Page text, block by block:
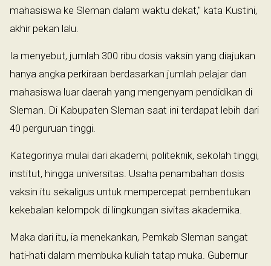
mahasiswa ke Sleman dalam waktu dekat," kata Kustini,
akhir pekan lalu.
Ia menyebut, jumlah 300 ribu dosis vaksin yang diajukan
hanya angka perkiraan berdasarkan jumlah pelajar dan
mahasiswa luar daerah yang mengenyam pendidikan di
Sleman. Di Kabupaten Sleman saat ini terdapat lebih dari
40 perguruan tinggi.
Kategorinya mulai dari akademi, politeknik, sekolah tinggi,
institut, hingga universitas. Usaha penambahan dosis
vaksin itu sekaligus untuk mempercepat pembentukan
kekebalan kelompok di lingkungan sivitas akademika.
Maka dari itu, ia menekankan, Pemkab Sleman sangat
hati-hati dalam membuka kuliah tatap muka. Gubernur